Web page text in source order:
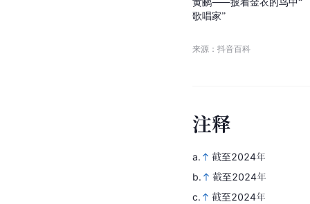
黄鹂⸺披着金衣的鸟中“
歌唱家”
来源：抖音百科
注释
a.
截至2024年
b.
截至2024年
c.
截至2024年